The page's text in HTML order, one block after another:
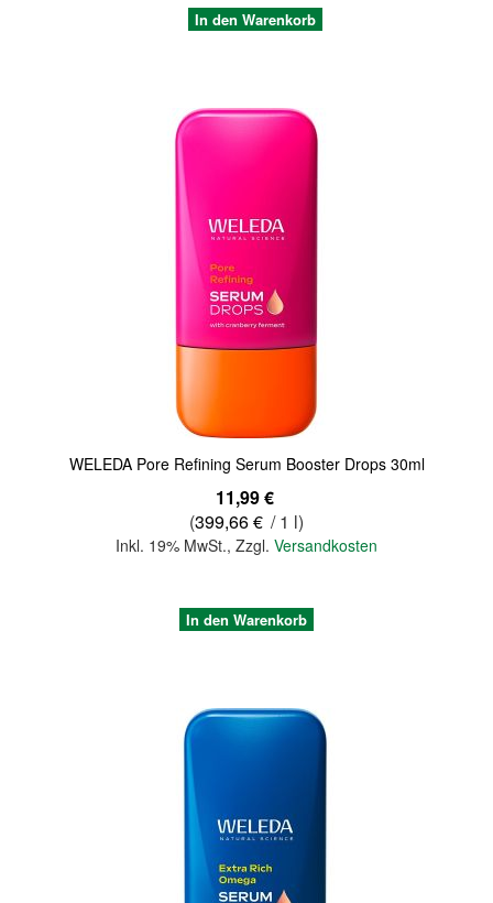
In den Warenkorb
WELEDA Pore Refining Serum Booster Drops 30ml
11,99 €
(399,66 € / 1 l)
Inkl. 19% MwSt., Zzgl. Versandkosten
In den Warenkorb